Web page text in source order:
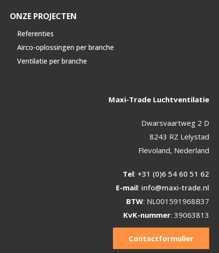
ONZE PROJECTEN
Referenties
Airco-oplossingen per branche
Ventilatie per branche
Maxi-Trade Luchtventilatie
Dwarsvaartweg 2 D
8243 RZ Lelystad
Flevoland, Nederland
Tel: +31 (0)6 54 60 51 62
E-mail: info@maxi-trade.nl
BTW: NL001591968B37
KvK-nummer: 39063813
Contactformulier